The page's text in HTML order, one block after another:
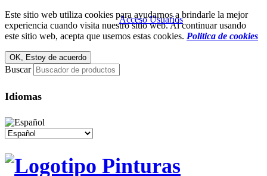
Este sitio web utiliza cookies para ayudarnos a brindarle la mejor
experiencia cuando visita nuestro sitio web. Al continuar usando
este sitio web, acepta que usemos estas cookies. Politica de cookies
Buscar
Acceso Usuarios
Idiomas